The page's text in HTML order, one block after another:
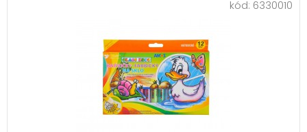
kód: 6330010